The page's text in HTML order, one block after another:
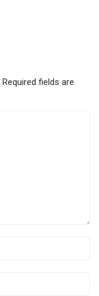
Required fields are